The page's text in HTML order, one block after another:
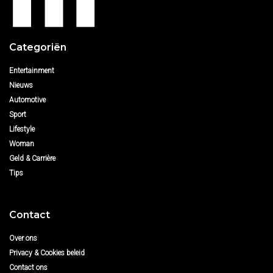
Categoriën
Entertainment
Nieuws
Automotive
Sport
Lifestyle
Woman
Geld & Carrière
Tips
Contact
Over ons
Privacy & Cookies beleid
Contact ons